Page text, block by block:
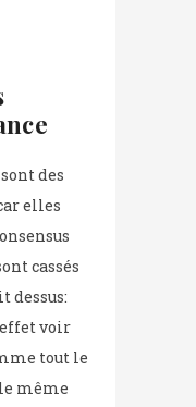
des
elles
cassés
dessus:
voir
tout le
même